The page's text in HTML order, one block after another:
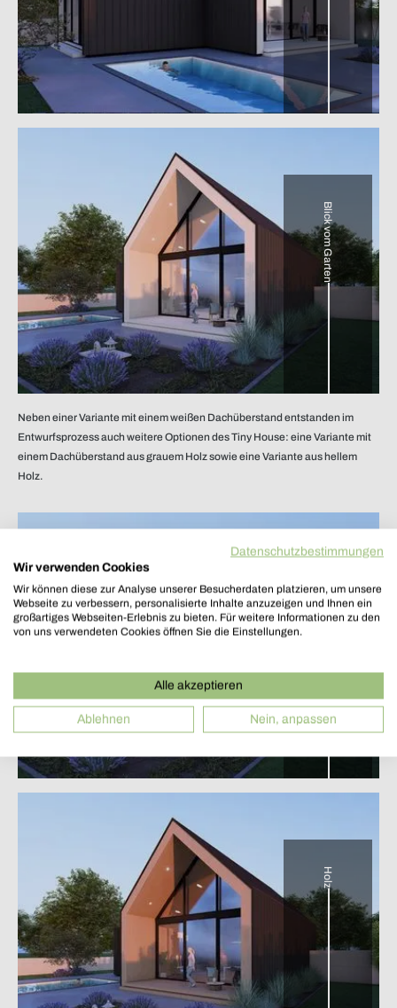
Blick vom Garten
Neben einer Variante mit einem weißen Dachüberstand entstanden im
Entwurfsprozess auch weitere Optionen des Tiny House: eine Variante mit
einem Dachüberstand aus grauem Holz sowie eine Variante aus hellem
Holz.
Graues Holz
Holz
Datenschutzbestimmungen
Wir verwenden Cookies
Wir können diese zur Analyse unserer Besucherdaten platzieren, um unsere
Webseite zu verbessern, personalisierte Inhalte anzuzeigen und Ihnen ein
großartiges Webseiten-Erlebnis zu bieten. Für weitere Informationen zu den
von uns verwendeten Cookies öffnen Sie die Einstellungen.
Alle akzeptieren
Ablehnen Nein, anpassen